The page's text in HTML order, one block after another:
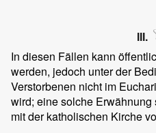
III.
In diesen Fällen kann
werden, jedoch unter der
Verstorbenen nicht im
wird; eine solche
mit der katholischen Kirche